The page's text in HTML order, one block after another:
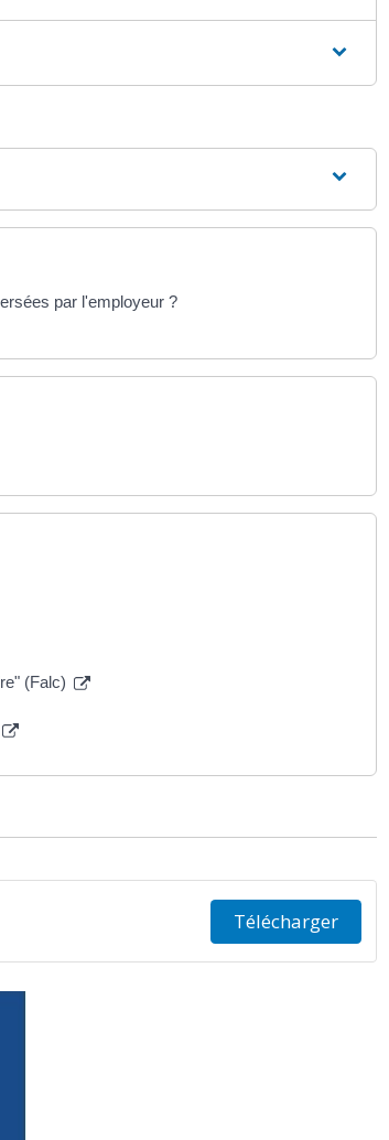
par l'employeur ?
(Falc)
Télécharger